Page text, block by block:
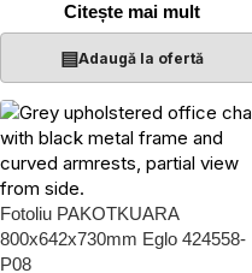
Citește mai mult
▤Adaugă la ofertă
Fotoliu PAKOTKUARA
800x642x730mm Eglo 424558-
P08